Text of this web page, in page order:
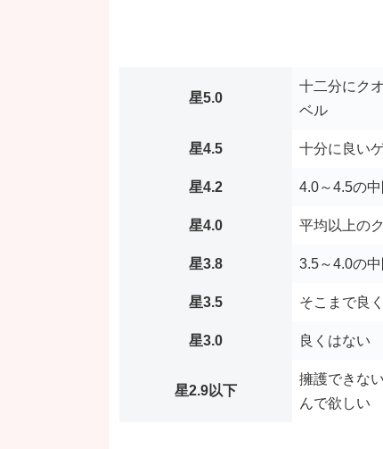
星5.0
十二分にク
ベル
星4.5 十分に良い
星4.2 4.0～4.5の
星4.0 平均以上の
星3.8 3.5～4.0の
星3.5 そこまで良
星3.0 良くはない
星2.9以下
擁護できな
んで欲しい